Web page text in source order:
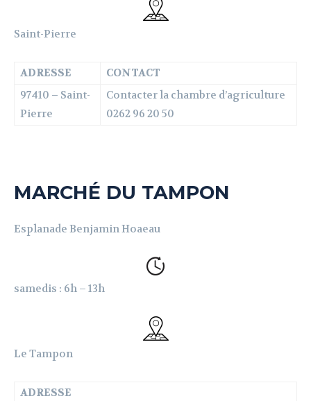
Saint-Pierre
ADRESSE
CONTACT
97410 – Saint-
Pierre
Contacter la chambre d’agriculture
0262 96 20 50
MARCHÉ DU TAMPON
Esplanade Benjamin Hoaeau
samedis : 6h – 13h
Le Tampon
ADRESSE